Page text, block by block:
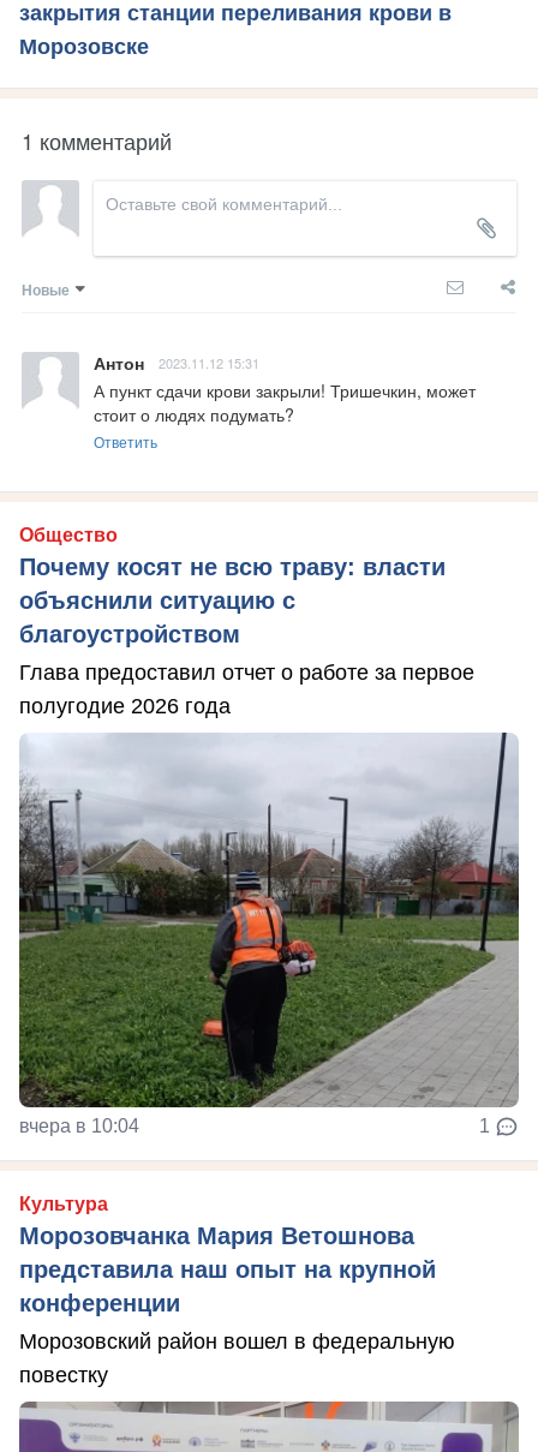
закрытия станции переливания крови в
Морозовске
1 комментарий
Новые
Антон 2023.11.12 15:31
А пункт сдачи крови закрыли! Тришечкин, может
стоит о людях подумать?
Ответить
Общество
Почему косят не всю траву: власти
объяснили ситуацию с
благоустройством
Глава предоставил отчет о работе за первое
полугодие 2026 года
вчера в 10:04 1
Культура
Морозовчанка Мария Ветошнова
представила наш опыт на крупной
конференции
Морозовский район вошел в федеральную
повестку